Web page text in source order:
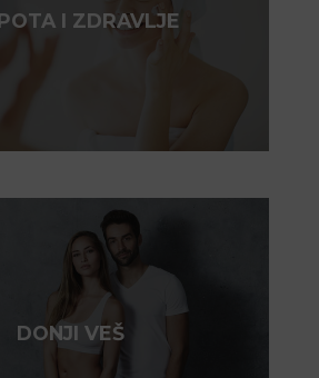
I ZDRAVLJE
DONJI VEŠ